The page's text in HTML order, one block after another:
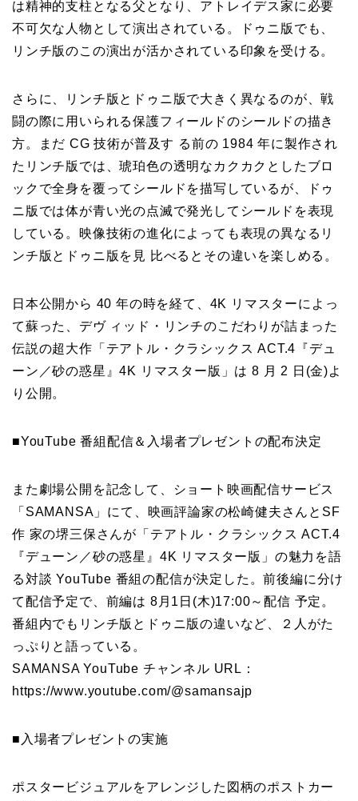
は精神的支柱となる父となり、アトレイデス家に必要
不可欠な人物として演出されている。ドゥニ版でも、
リンチ版のこの演出が活かされている印象を受ける。
さらに、リンチ版とドゥニ版で大きく異なるのが、戦
闘の際に用いられる保護フィールドのシールドの描き
方。まだ CG 技術が普及す る前の 1984 年に製作され
たリンチ版では、琥珀色の透明なカクカクとしたブロ
ックで全身を覆ってシールドを描写しているが、ドゥ
ニ版では体が青い光の点滅で発光してシールドを表現
している。映像技術の進化によっても表現の異なるリ
ンチ版とドゥニ版を見 比べるとその違いを楽しめる。
日本公開から 40 年の時を経て、4K リマスターによっ
て蘇った、デヴ ィッド・リンチのこだわりが詰まった
伝説の超大作「テアトル・クラシックス ACT.4『デュ
ーン／砂の惑星』4K リマスター版」は 8 月 2 日(金)よ
り公開。
■YouTube 番組配信＆入場者プレゼントの配布決定
また劇場公開を記念して、ショート映画配信サービス
「SAMANSA」にて、映画評論家の松崎健夫さんとSF
作 家の堺三保さんが「テアトル・クラシックス ACT.4
『デューン／砂の惑星』4K リマスター版」の魅力を語
る対談 YouTube 番組の配信が決定した。前後編に分け
て配信予定で、前編は 8月1日(木)17:00～配信 予定。
番組内でもリンチ版とドゥニ版の違いなど、２人がた
っぷりと語っている。
SAMANSA YouTube チャンネル URL：
https://www.youtube.com/@samansajp
■入場者プレゼントの実施
ポスタービジュアルをアレンジした図柄のポストカー